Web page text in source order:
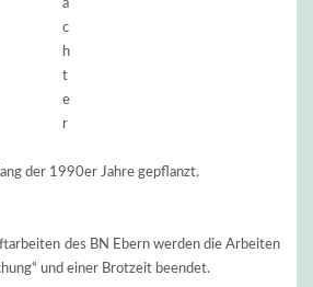
a
c
h
t
e
r
der 1990er Jahre gepflanzt.
des BN Ebern werden die Arbeiten
und einer Brotzeit beendet.